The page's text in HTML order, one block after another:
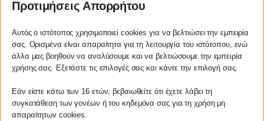
15/02/2023
Αγαπητέ πελάτη
Πριν προβείτε σε οποιαδήποτε
παραγγελία υπηρεσίας από την
ιστοσελίδα μας, παρακαλούμε
Προτιμήσεις Απορρήτου
Αυτός ο ιστότοπος χρησιμοποιεί cookies για να βελτιώσει την εμπειρία
σας. Ορισμένα είναι απαραίτητα για τη λειτουργία του ιστότοπου, ενώ
άλλα μας βοηθούν να αναλύσουμε και να βελτιώσουμε την εμπειρία
χρήσης σας. Εξετάστε τις επιλογές σας και κάντε την επιλογή σας.
Εάν είστε κάτω των 16 ετών, βεβαιωθείτε ότι έχετε λάβει τη
συγκατάθεση των γονέων ή του κηδεμόνα σας για τη χρήση μη
απαραίτητων cookies.